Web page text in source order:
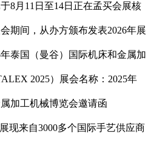
8月11日至14日正在孟买会展核
期间，从办方颁布发表2026年展
泰国（曼谷）国际机床和金属加
2025）展会名称：2025年
加工机械博览会邀请函
展现来自3000多个国际手艺供应商